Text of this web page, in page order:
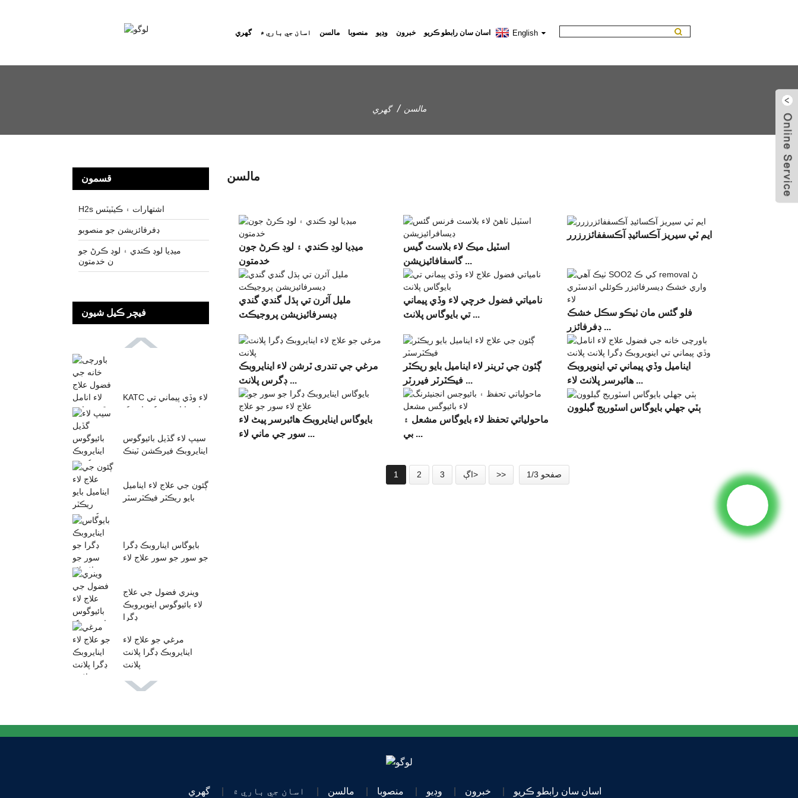
گهري اسان جي باري ۾ مالسن منصوبا وڊيو خبرون اسان سان رابطو ڪريو English
گهري مالسن
قسمون
H2s اشتھارات ۽ ڪيٽيٽس
ڊفرفائزيشن جو منصوبو
ميڊيا لوڊ ڪندي ۽ لوڊ ڪرڻ جو
ن خدمتون
فيچر ڪيل شيون
KATC لاء وڏي پيماني تي
اينيما انويروبڪ هائبرڪ
سيپ لاء گڏيل بائيوگوس
اينايروبڪ فيرڪشن ٽينڪ
ڳئون جي علاج لاء ايناميل
بايو ريڪٽر فيڪٽرسٽر
بايوگاس ايناروبڪ ڊگرا
جو سور جو سور علاج لاء
وينري فضول جي علاج
لاء بائيوگوس اينويروبڪ
ڊگرا
مرغي جو علاج لاء
اينايروبڪ ڊگرا پلانٽ
پلانٽ
مالسن
ميڊيا لوڊ ڪندي ۽ لوڊ ڪرڻ جون
خدمتون
اسٽيل ميڪ لاء بلاسٽ گيس
گاسفافائيزيشن ...
ايم ٽي سيريز آڪسائيڊ آڪسففائزرزرر
مليل آئرن تي ٻڌل گندي گندي
ڊيسرفائيزيشن پروجيڪٽ
نامياتي فضول خرچي لاء وڏي پيماني
تي بايوگاس پلانٽ ...
فلو گئس مان ٺيڪو سڪل خشڪ
ڊفرفائزر ...
مرغي جي تندری ٽرشن لاء اينايروبڪ
ڊگرس پلانٽ ...
ڳئون جي ٽرينر لاء ايناميل بايو ريڪٽر
فيڪٽرٽر فيررٽر ...
ايناميل وڏي پيماني تي اينويروبڪ
هائبرسر پلانٽ لاء ...
بايوگاس اينايروبڪ هائبرسر پیٹ لاء
سور جي ماني لاء ...
ماحولياتي تحفظ لاء بايوگاس مشعل ۽
بي ...
ٻٽي جھلي بايوگاس اسٽوريج گبلوون
1 2 3 اڳ> >> صفحو 1/3
گهري اسان جي باري ۾ مالسن منصوبا وڊيو خبرون اسان سان رابطو ڪريو